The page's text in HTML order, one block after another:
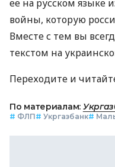
ее на русском языке
войны, которую
Вместе с тем вы
текстом на
Переходите и
По материалам:
# ФЛП# Укргазбанк#